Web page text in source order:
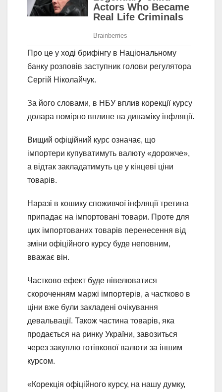
Про це у ході брифінгу в Національному
банку розповів заступник голови регулятора
Сергій Ніколайчук.
За його словами, в НБУ вплив корекції курсу
долара помірно вплине на динаміку інфляції.
Вищий офіційний курс означає, що
імпортери купуватимуть валюту «дорожче»,
а відтак закладатимуть це у кінцеві ціни
товарів.
Наразі в кошику споживчої інфляції третина
припадає на імпортовані товари. Проте для
цих імпортованих товарів перенесення від
зміни офіційного курсу буде неповним,
вважає він.
Частково ефект буде нівелюватися
скороченням маржі імпортерів, а частково в
ціни вже були закладені очікування
девальвації. Також частина товарів, яка
продається на ринку України, завозиться
через закуплю готівкової валюти за іншим
курсом.
«Корекція офіційного курсу, на нашу думку,